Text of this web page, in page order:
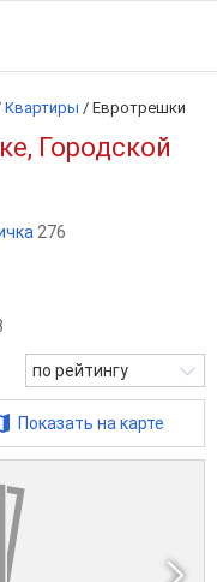
Квартиры / Евротрешки
Городской
276
по рейтингу
Показать на карте